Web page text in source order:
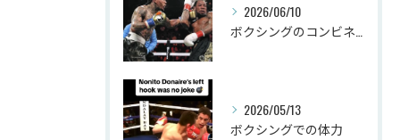
2026/06/10
ボクシングのコンビネーション
2026/05/13
ボクシングでの体力